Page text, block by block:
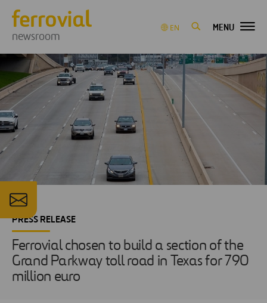
newsroom
EN MENU
PRESS RELEASE
Ferrovial chosen to build a section of the
Grand Parkway toll road in Texas for 790
million euro